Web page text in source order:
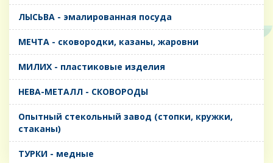
ЛЫСЬВА - эмалированная посуда
МЕЧТА - сковородки, казаны, жаровни
МИЛИХ - пластиковые изделия
НЕВА-МЕТАЛЛ - СКОВОРОДЫ
Опытный стекольный завод (стопки, кружки,
стаканы)
ТУРКИ - медные